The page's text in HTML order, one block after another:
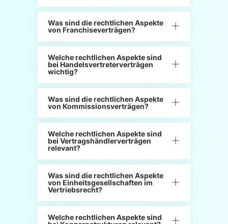
Was sind die rechtlichen Aspekte
von Franchiseverträgen?
Welche rechtlichen Aspekte sind
bei Handelsvertreterverträgen
wichtig?
Was sind die rechtlichen Aspekte
von Kommissionsverträgen?
Welche rechtlichen Aspekte sind
bei Vertragshändlerverträgen
relevant?
Was sind die rechtlichen Aspekte
von Einheitsgesellschaften im
Vertriebsrecht?
Welche rechtlichen Aspekte sind